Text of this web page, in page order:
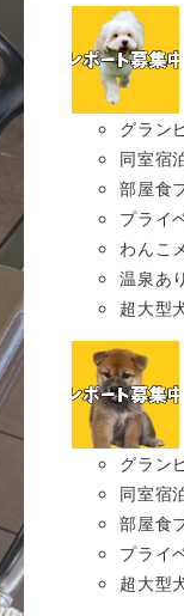
グラン
同室宿
部屋食
プライ
わんこ
温泉あり
超大型
グラン
同室宿
部屋食
プライ
超大型